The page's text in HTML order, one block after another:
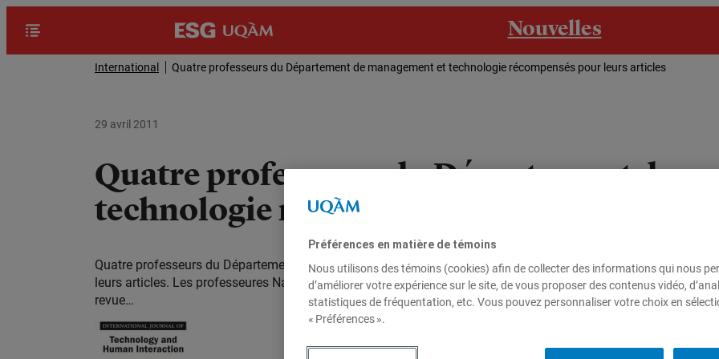
Nouvelles
International Quatre professeurs du Département de management et technologie récompensés pour leurs articles
29 avril 2011
Quatre professeurs du Département de
technologie récompensés pour leurs
Quatre professeurs du Département de management et technologie, dont trois sont membres de la Chaire de
leurs articles. Les professeures Nathalie Drouin et Hélène Sicotte font partie de l’équipe de rédacteurs qui a
revue…
Préférences en matière de témoins
Nous utilisons des témoins (cookies) afin de collecter des informations qui nous
d’améliorer votre expérience sur le site, de vous proposer des contenus vidéo,
statistiques de fréquentation, etc. Vous pouvez personnaliser votre choix en
« Préférences ».